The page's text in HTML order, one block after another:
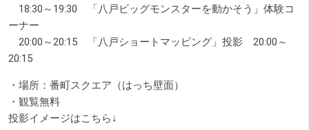
18:30～19:30 「八戸ビッグモンスターを動かそう」体験コ
ーナー
20:00～20:15 「八戸ショートマッピング」投影 20:00～
20:15
・場所：番町スクエア（はっち壁面）
・観覧無料
投影イメージはこちら↓